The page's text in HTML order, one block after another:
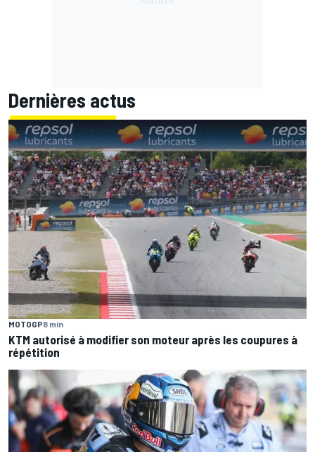
Dernières actus
MOTOGP8 min
KTM autorisé à modifier son moteur après les coupures à
répétition